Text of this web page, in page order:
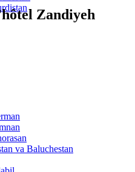
va Baluchestan
Zandiyeh